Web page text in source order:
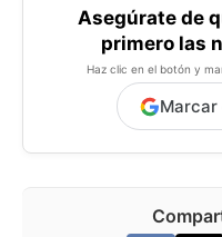
Asegúrate de
primero las
Haz clic en el botón y